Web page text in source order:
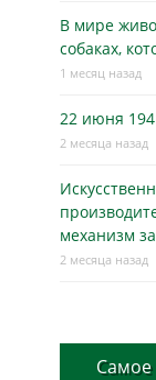
В мире
собаках,
1 месяц назад
22 июня
2 месяца назад
механизм
2 месяца назад
Самое